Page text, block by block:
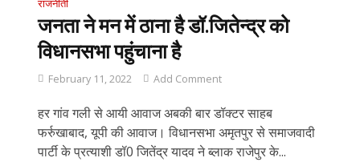
राजनीती
जनता ने मन में ठाना है डॉ.जितेन्द्र को
विधानसभा पहुंचाना है
February 11, 2022 Add Comment
हर गांव गली से आयी आवाज अबकी बार डॉक्टर साहब
फर्रुखाबाद, यूपी की आवाज। विधानसभा अमृतपुर से समाजवादी
पार्टी के प्रत्याशी डॉ0 जितेंद्र यादव ने ब्लाक राजेपुर के...